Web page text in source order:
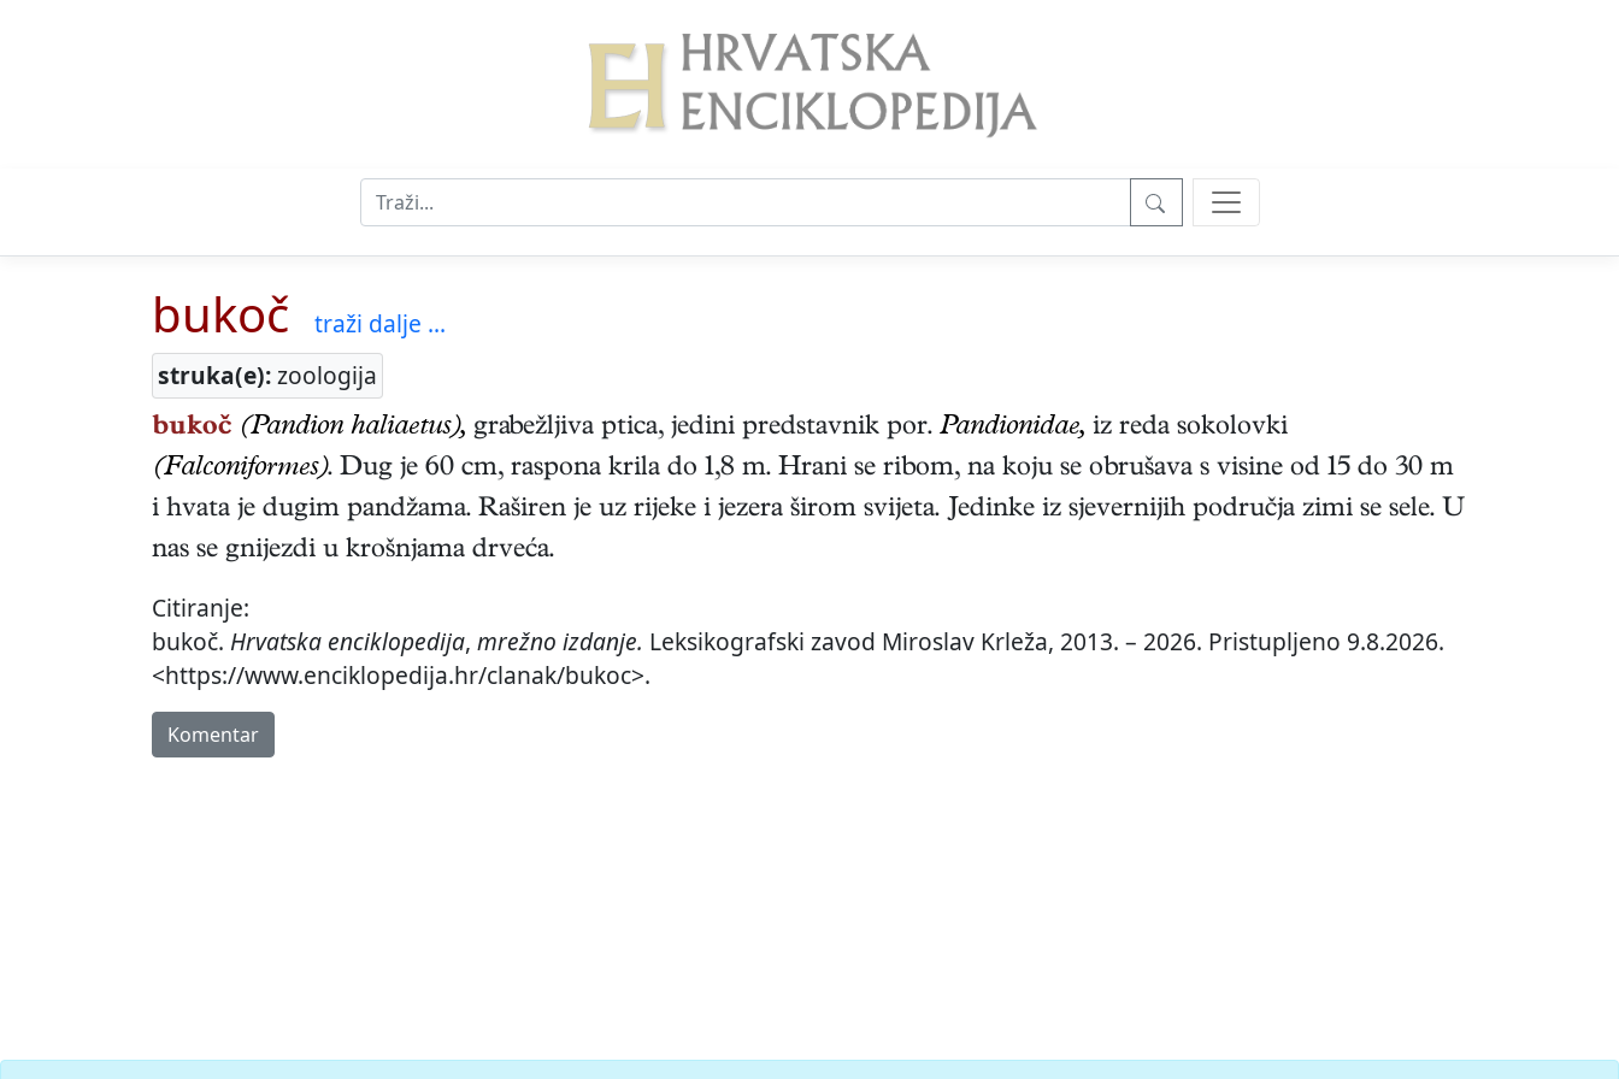
bukoč
traži dalje ...
struka(e):zoologija
bukoč (Pandion haliaetus), grabežljiva ptica, jedini predstavnik por. Pandionidae, iz reda sokolovki
(Falconiformes). Dug je 60 cm, raspona krila do 1,8 m. Hrani se ribom, na koju se obrušava s visine od 15 do 30 m
i hvata je dugim pandžama. Raširen je uz rijeke i jezera širom svijeta. Jedinke iz sjevernijih područja zimi se sele. U
nas se gnijezdi u krošnjama drveća.
Citiranje:
bukoč. Hrvatska enciklopedija, mrežno izdanje. Leksikografski zavod Miroslav Krleža, 2013. – 2026. Pristupljeno 9.8.2026.
<https://www.enciklopedija.hr/clanak/bukoc>.
Komentar